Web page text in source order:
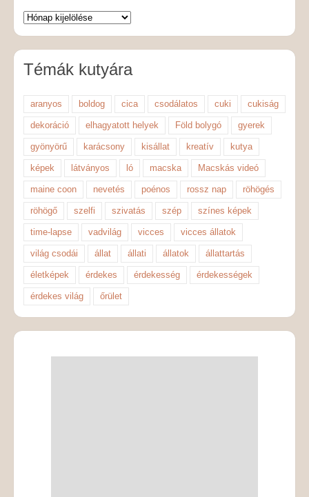
Témák kutyára
aranyos boldog cica csodálatos cuki cukiság
dekoráció elhagyatott helyek Föld bolygó gyerek
gyönyörű karácsony kisállat kreatív kutya
képek látványos ló macska Macskás videó
maine coon nevetés poénos rossz nap röhögés
röhögő szelfi szivatás szép színes képek
time-lapse vadvilág vicces vicces állatok
világ csodái állat állati állatok állattartás
életképek érdekes érdekesség érdekességek
érdekes világ őrület